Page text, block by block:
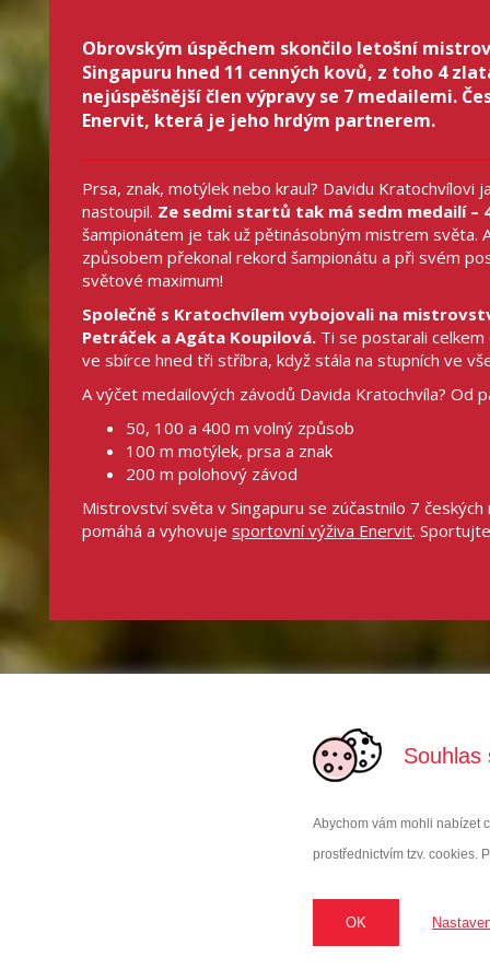
Souhlas
Abychom vám mohli nabízet
prostřednictvím tzv. cookies.
OK
Obrovským úspěchem skončilo letošní
Singapuru hned 11 cenných kovů, z toho 4
nejúspěšnější člen výpravy se 7 medailemi.
Enervit, která je jeho hrdým partnerem.
Prsa, znak, motýlek nebo kraul? Davidu
nastoupil. Ze sedmi startů tak má sedm medailí –
šampionátem je tak už pětinásobným mistrem světa.
způsobem překonal rekord šampionátu a při svém
světové maximum!
Společně s Kratochvílem vybojovali na
Petráček a Agáta Koupilová. Ti se postarali
ve sbírce hned tři stříbra, když stála na stupních ve
A výčet medailových závodů Davida Kratochvíla? Od
50, 100 a 400 m volný způsob
100 m motýlek, prsa a znak
200 m polohový závod
Mistrovství světa v Singapuru se zúčastnilo 7
pomáhá a vyhovuje sportovní výživa Enervit.